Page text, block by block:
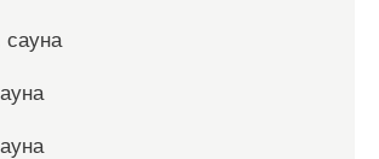
сауна